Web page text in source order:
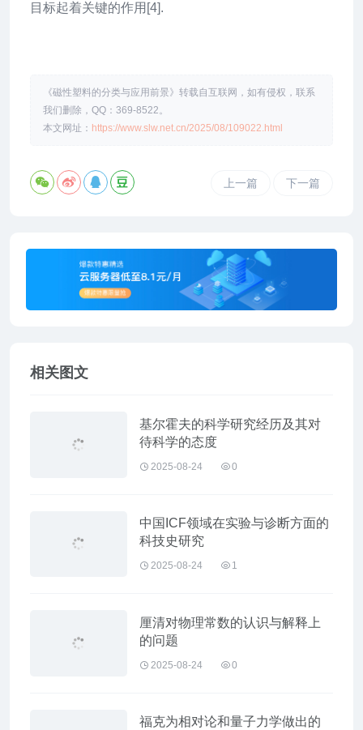
目标起着关键的作用[4].
《磁性塑料的分类与应用前景》转载自互联网，如有侵权，联系
我们删除，QQ：369-8522。
本文网址： https://www.slw.net.cn/2025/08/109022.html
上一篇 下一篇
相关图文
基尔霍夫的科学研究经历及其对
待科学的态度
2025-08-24 0
中国ICF领域在实验与诊断方面的
科技史研究
2025-08-24 1
厘清对物理常数的认识与解释上
的问题
2025-08-24 0
福克为相对论和量子力学做出的